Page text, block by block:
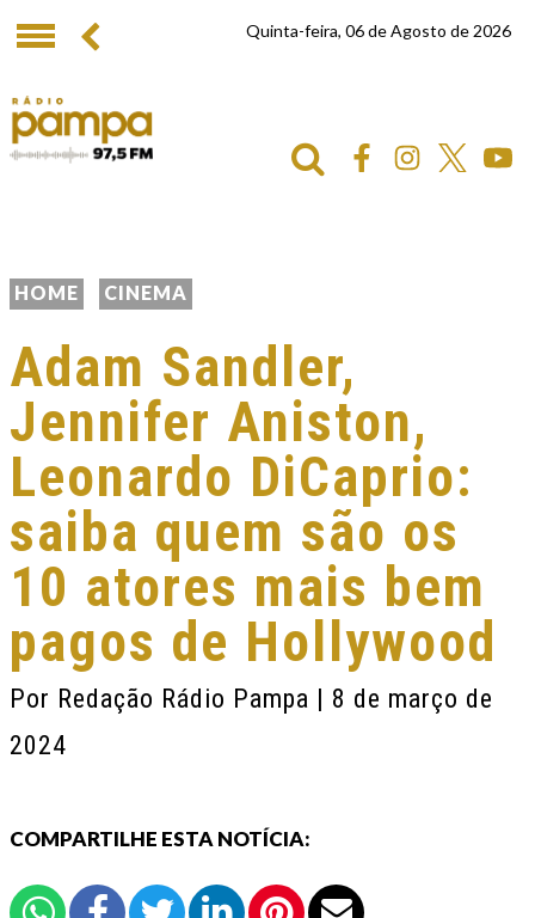
Quinta-feira, 06 de Agosto de 2026
HOME CINEMA
Adam Sandler,
Jennifer Aniston,
Leonardo DiCaprio:
saiba quem são os
10 atores mais bem
pagos de Hollywood
Por Redação Rádio Pampa | 8 de março de
2024
COMPARTILHE ESTA NOTÍCIA: